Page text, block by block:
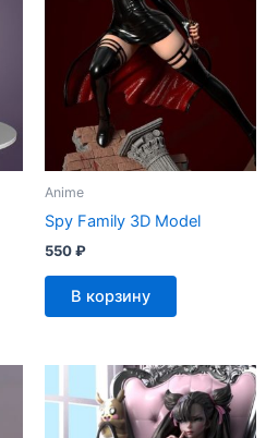
Anime
Spy Family 3D Model
550₽
В корзину